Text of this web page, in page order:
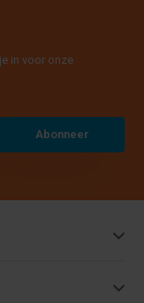
in voor onze
Abonneer